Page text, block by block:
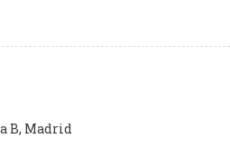
Capitán Haya, 3 1º Planta B, Madrid